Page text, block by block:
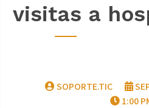
visitas a
SOPORTE.TIC
1:00